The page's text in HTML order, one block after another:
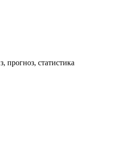
статистика